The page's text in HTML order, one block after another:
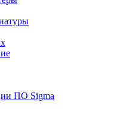
ПО Sigma